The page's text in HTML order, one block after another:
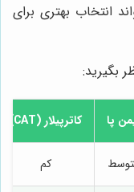
انتخاب بهتری برای
بگیرید:
پا کاترپیلار (CAT)
کم